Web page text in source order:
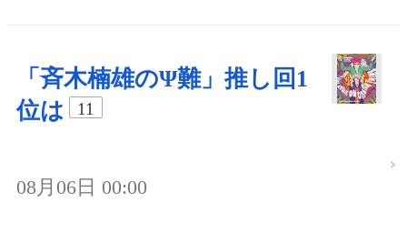
「斉木楠雄のΨ難」推し回1
位は
11
08月06日 00:00